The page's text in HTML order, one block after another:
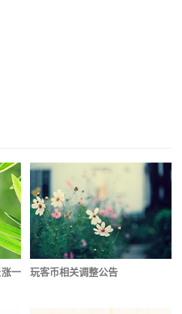
一
玩客币相关调整公告